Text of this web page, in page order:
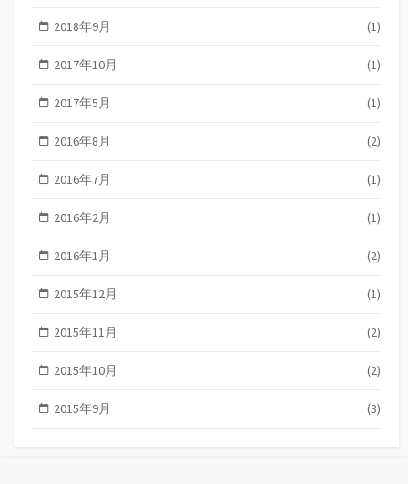
2018年9月 (1)
2017年10月 (1)
2017年5月 (1)
2016年8月 (2)
2016年7月 (1)
2016年2月 (1)
2016年1月 (2)
2015年12月 (1)
2015年11月 (2)
2015年10月 (2)
2015年9月 (3)